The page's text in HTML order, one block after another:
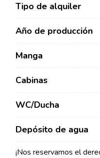
Tipo de alquiler
Año de producción
Manga
Cabinas
WC/Ducha
Depósito de agua
¡Nos reservamos el
Socios